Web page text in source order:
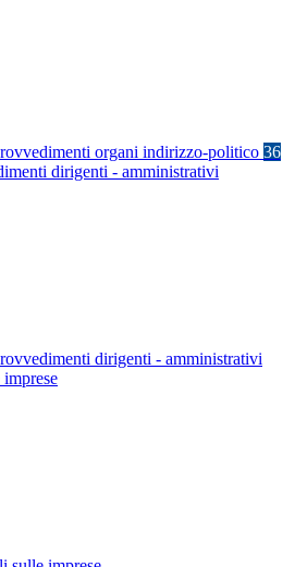
organi indirizzo-politico 36
dirigenti - amministrativi
dirigenti - amministrativi